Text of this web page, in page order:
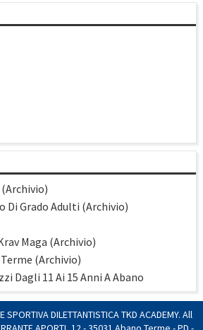
Di Grado Adulti (Archivio)
Maga (Archivio)
(Archivio)
Dagli 11 Ai 15 Anni A Abano
Dai 16 Anni In Poi 23/24 (Archivio)
Bambini Dai 6 Ai 10 Anni 23/24
DILETTANTISTICA TKD ACADEMY. All